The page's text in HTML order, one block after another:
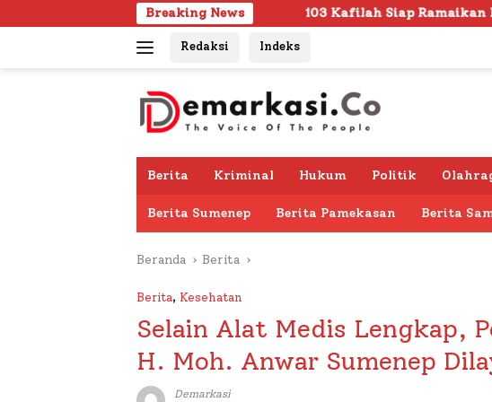
ke
Breaking News
103 Kafilah Siap Ramaikan MTQ KORPRI VIII
Redaksi Indeks
Berita Kriminal Hukum Politik
Berita Sumenep Berita Pamekasan Berita
Beranda Berita
Berita, Kesehatan
Selain Alat Medis Lengkap,
H. Moh. Anwar Sumenep
Demarkasi